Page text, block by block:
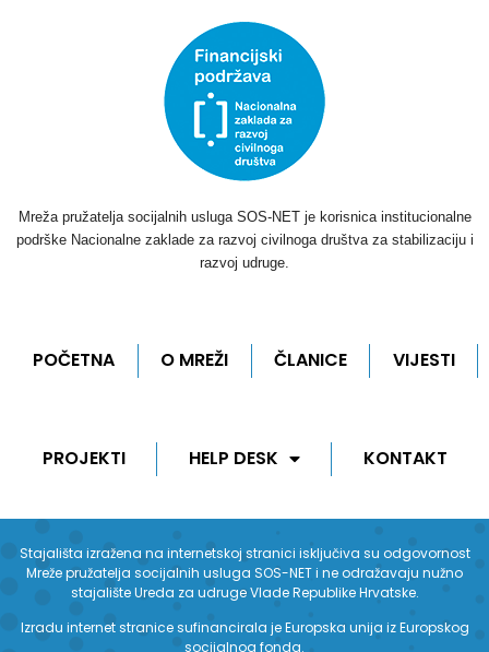
Mreža pružatelja socijalnih usluga SOS-NET je korisnica institucionalne
podrške Nacionalne zaklade za razvoj civilnoga društva za stabilizaciju i
razvoj udruge.
POČETNA O MREŽI ČLANICE VIJESTI
PROJEKTI HELP DESK KONTAKT
Stajališta izražena na internetskoj stranici isključiva su odgovornost
Mreže pružatelja socijalnih usluga SOS-NET i ne odražavaju nužno
stajalište Ureda za udruge Vlade Republike Hrvatske.
Izradu internet stranice sufinancirala je Europska unija iz Europskog
socijalnog fonda.